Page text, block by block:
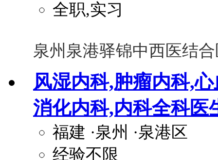
全职,实习
泉州泉港驿锦中西医结
风湿内科,肿瘤内科,
消化内科,内科全科医
福建 ·泉州 ·泉港区
经验不限